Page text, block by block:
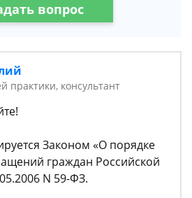
вопрос
практики, консультант
Законом «О порядке
граждан Российской
N 59-ФЗ.